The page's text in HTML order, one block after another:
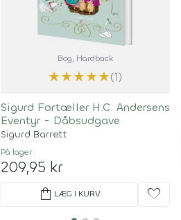
Bog, Hardback
★★★★★(1)
Sigurd Fortæller H.C. Andersens
Eventyr - Dåbsudgave
Sigurd Barrett
På lager
209,95 kr
shopping_bag LÆG I KURV favorite